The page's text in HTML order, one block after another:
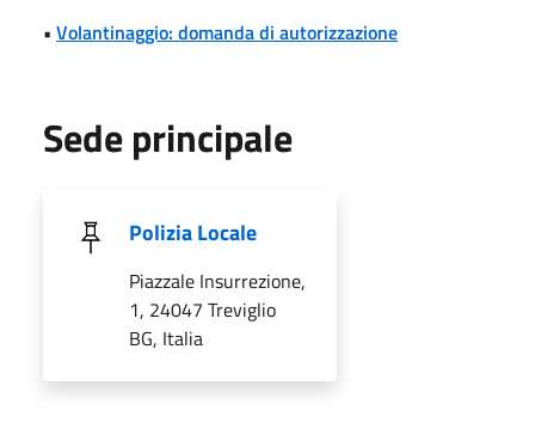
• Volantinaggio: domanda di autorizzazione
Sede principale
Polizia Locale
Piazzale Insurrezione,
1, 24047 Treviglio
BG, Italia